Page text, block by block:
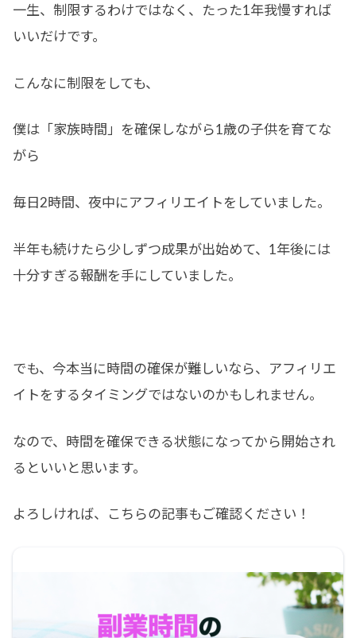
一生、制限するわけではなく、たった1年我慢すれば
いいだけです。
こんなに制限をしても、
僕は「家族時間」を確保しながら1歳の子供を育てな
がら
毎日2時間、夜中にアフィリエイトをしていました。
半年も続けたら少しずつ成果が出始めて、1年後には
十分すぎる報酬を手にしていました。
でも、今本当に時間の確保が難しいなら、アフィリエ
イトをするタイミングではないのかもしれません。
なので、時間を確保できる状態になってから開始され
るといいと思います。
よろしければ、こちらの記事もご確認ください！